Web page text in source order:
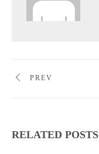
PREV
RELATED POSTS